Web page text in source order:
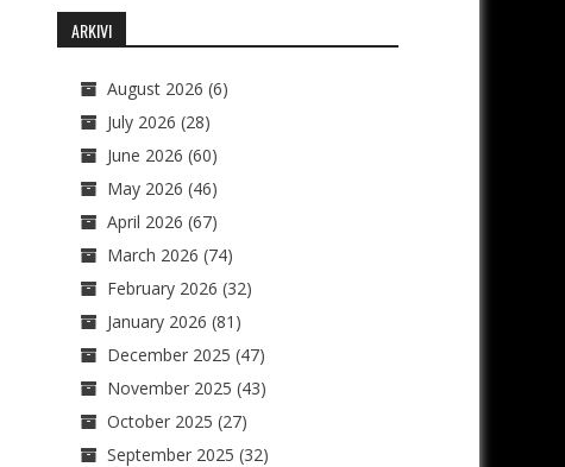
ARKIVI
August 2026 (6)
July 2026 (28)
June 2026 (60)
May 2026 (46)
April 2026 (67)
March 2026 (74)
February 2026 (32)
January 2026 (81)
December 2025 (47)
November 2025 (43)
October 2025 (27)
September 2025 (32)